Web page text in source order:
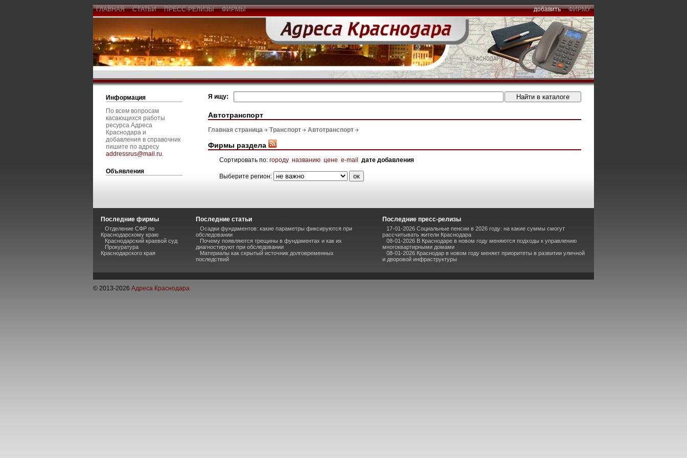
ГЛАВНАЯ СТАТЬИ ПРЕСС-РЕЛИЗЫ ФИРМЫ добавить ФИРМУ
Информация
По всем вопросам
касающихся работы
ресурса Адреса
Краснодара и
добавления в справочник
пишите по адресу
addressrus@mail.ru.
Объявления
Я ищу:
Автотранспорт
Главная страница Транспорт Автотранспорт
Фирмы раздела
Сортировать по: городу названию цене e-mail дате добавления
Выберите регион:
Последние фирмы
Отделение СФР по
Краснодарскому краю
Краснодарский краевой суд
Прокуратура
Краснодарского края
Последние статьи
Осадки фундаментов: какие параметры фиксируются при
обследовании
Почему появляются трещины в фундаментах и как их
диагностируют при обследовании
Материалы как скрытый источник долговременных
последствий
Последние пресс-релизы
17-01-2026 Социальные пенсии в 2026 году: на какие суммы смогут
рассчитывать жители Краснодара
08-01-2026 В Краснодаре в новом году меняются подходы к управлению
многоквартирными домами
08-01-2026 Краснодар в новом году меняет приоритеты в развитии уличной
и дворовой инфраструктуры
© 2013-2026 Адреса Краснодара